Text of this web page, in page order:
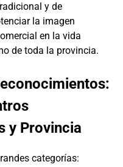
y de
la imagen
en la vida
de toda la provincia.
y Provincia
categorías: